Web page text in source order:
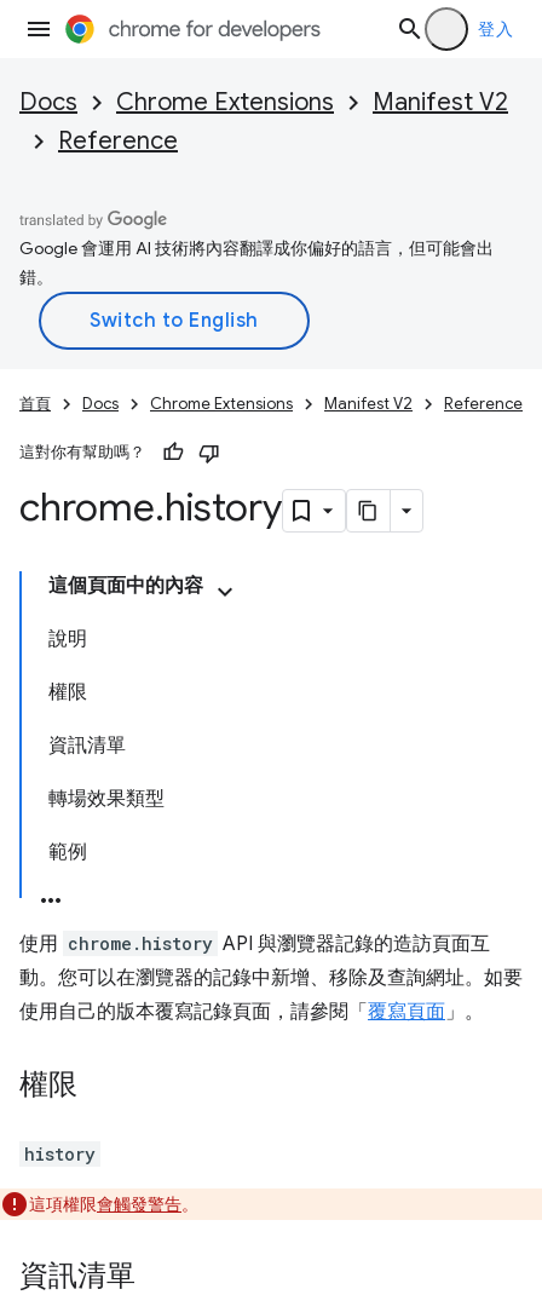
登入
Docs Chrome Extensions
Manifest V2
Reference
Google 會運用 AI 技術將內容翻譯成你偏好的語言，但可能會出
錯。
首頁 Docs Chrome Extensions Manifest V2 Reference
這對你有幫助嗎？
chrome.history
這個頁面中的內容
說明
權限
資訊清單
轉場效果類型
範例
使用 chrome.history API 與瀏覽器記錄的造訪頁面互
動。您可以在瀏覽器的記錄中新增、移除及查詢網址。如要
使用自己的版本覆寫記錄頁面，請參閱「 覆寫頁面」。
權限
history
這項權限會觸發警告。
資訊清單